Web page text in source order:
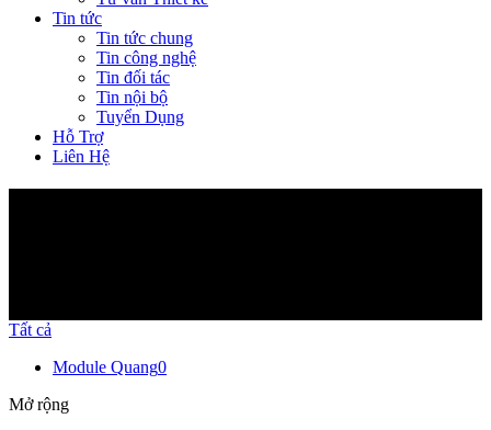
Tin tức
Tin tức chung
Tin công nghệ
Tin đối tác
Tin nội bộ
Tuyển Dụng
Hỗ Trợ
Liên Hệ
Tất cả
Module Quang0
Mở rộng